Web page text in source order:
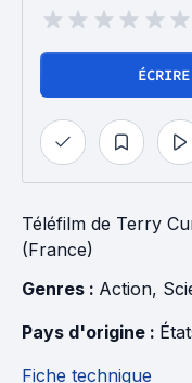
Téléfilm de Terry
(France)
Genres : Action,
Pays d'origine :
Fiche technique